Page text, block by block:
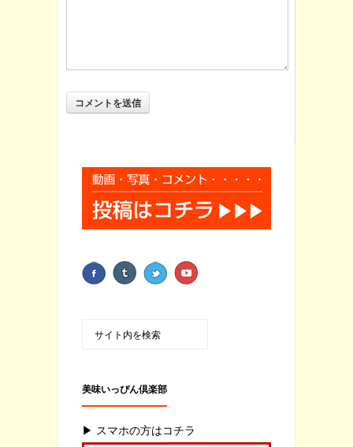
美味いっぴん倶楽部
▶ スマホの方はコチラ